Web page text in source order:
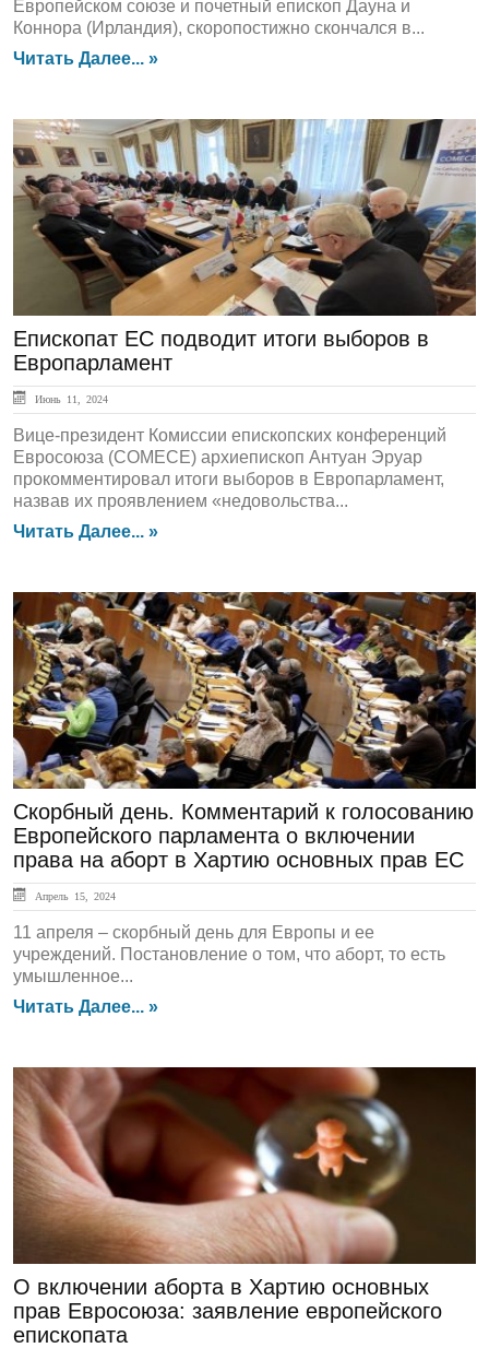
Европейском союзе и почетный епископ Дауна и
Коннора (Ирландия), скоропостижно скончался в...
Читать Далее... »
ЛЕНТА НОВОСТЕЙ
Епископат ЕС подводит итоги выборов в
Европарламент
Июнь 11, 2024
Вице-президент Комиссии епископских конференций
Евросоюза (СОМЕСЕ) архиепископ Антуан Эруар
прокомментировал итоги выборов в Европарламент,
назвав их проявлением «недовольства...
Читать Далее... »
ЛЕНТА НОВОСТЕЙ
Скорбный день. Комментарий к голосованию
Европейского парламента о включении
права на аборт в Хартию основных прав ЕС
Апрель 15, 2024
11 апреля – скорбный день для Европы и ее
учреждений. Постановление о том, что аборт, то есть
умышленное...
Читать Далее... »
ЛЕНТА НОВОСТЕЙ
О включении аборта в Хартию основных
прав Евросоюза: заявление европейского
епископата